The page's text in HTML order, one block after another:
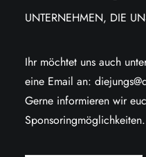
UNTERNEHMEN, DIE
Ihr möchtet uns auch
eine Email an:
Gerne informieren wir
Sponsoringmöglichkeiten.